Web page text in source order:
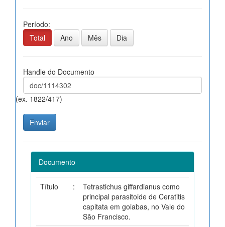
Período:
Total
Ano Mês Dia
Handle do Documento
(ex. 1822/417)
Documento
Título :
Tetrastichus giffardianus como
principal parasitoide de Ceratitis
capitata em goiabas, no Vale do
São Francisco.